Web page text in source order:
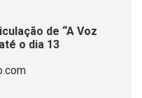
de “A Voz
o dia 13